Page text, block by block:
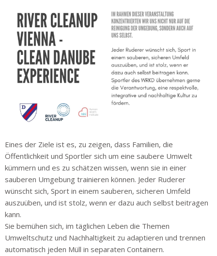
Eines der Ziele ist es, zu zeigen, dass Familien, die
Öffentlichkeit und Sportler sich um eine saubere Umwelt
kümmern und es zu schätzen wissen, wenn sie in einer
sauberen Umgebung trainieren können. Jeder Ruderer
wünscht sich, Sport in einem sauberen, sicheren Umfeld
auszuüben, und ist stolz, wenn er dazu auch selbst beitragen
kann.
Sie bemühen sich, im täglichen Leben die Themen
Umweltschutz und Nachhaltigkeit zu adaptieren und trennen
automatisch jeden Müll in separaten Containern.